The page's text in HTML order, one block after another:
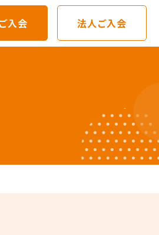
入会
法人ご入会